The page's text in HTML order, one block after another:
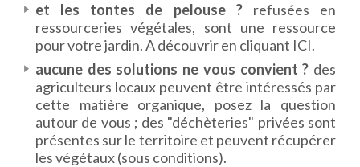
et les tontes de pelouse ?refusées en
ressourceries végétales, sont une ressource
pour votre jardin. A découvrir en cliquant ICI.
aucune des solutions ne vous convient ? des
agriculteurs locaux peuvent être intéressés par
cette matière organique, posez la question
autour de vous ; des "déchèteries" privées sont
présentes sur le territoire et peuvent récupérer
les végétaux (sous conditions).